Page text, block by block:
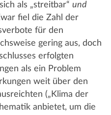
als „streitbar“ und
fiel die Zahl der
für den
gering aus, doch
erfolgten
als ein Problem
weit über den
(„Klima der
anbietet, um die